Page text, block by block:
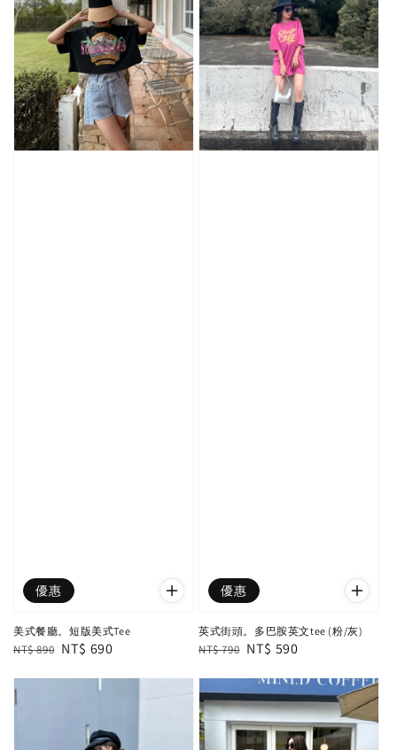
優惠
美式餐廳。短版美式Tee
Regular
NT$ 890 Sale
NT$ 690
優惠
英式街頭。多巴胺英文tee (粉/灰)
Regular
NT$ 790 Sale
NT$ 590